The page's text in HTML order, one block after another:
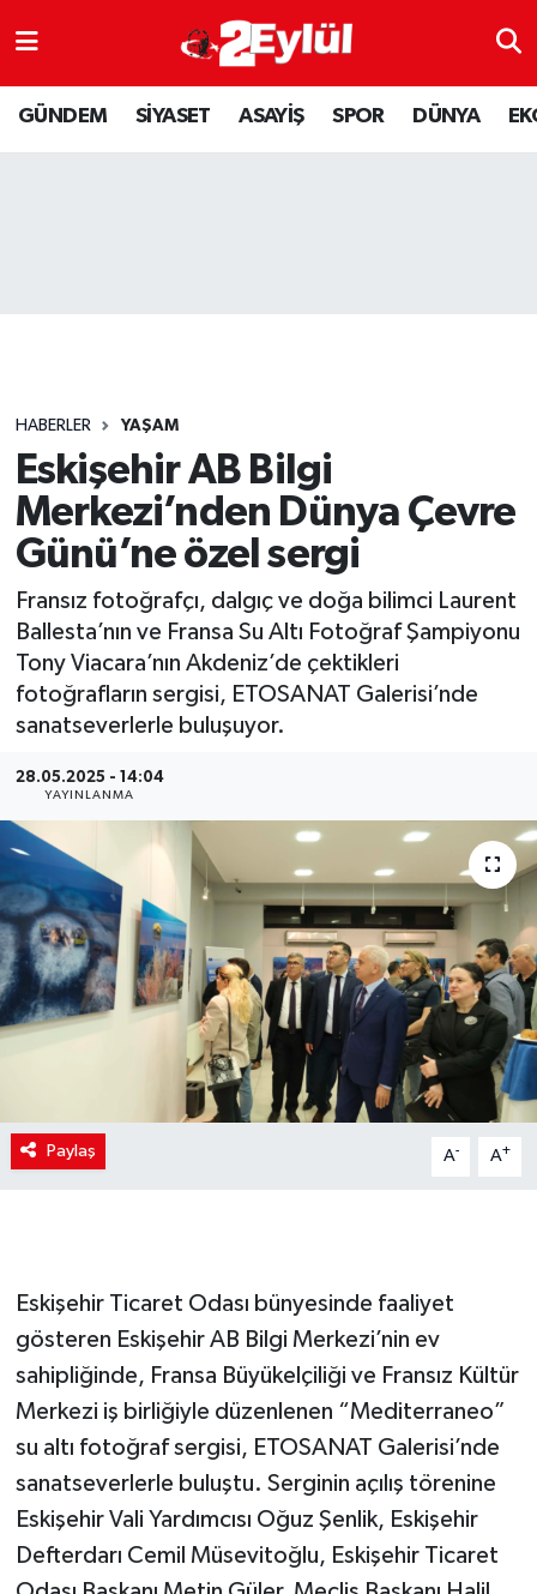
GÜNDEM SİYASET ASAYİŞ SPOR DÜNYA
HABERLER YAŞAM
Eskişehir AB Bilgi
Merkezi’nden Dünya Çevre
Günü’ne özel sergi
Fransız fotoğrafçı, dalgıç ve doğa bilimci Laurent
Ballesta’nın ve Fransa Su Altı Fotoğraf Şampiyonu
Tony Viacara’nın Akdeniz’de çektikleri
fotoğrafların sergisi, ETOSANAT Galerisi’nde
sanatseverlerle buluşuyor.
28.05.2025 - 14:04
YAYINLANMA
Paylaş A- A+
Eskişehir Ticaret Odası bünyesinde faaliyet
gösteren Eskişehir AB Bilgi Merkezi’nin ev
sahipliğinde, Fransa Büyükelçiliği ve Fransız Kültür
Merkezi iş birliğiyle düzenlenen “Mediterraneo”
su altı fotoğraf sergisi, ETOSANAT Galerisi’nde
sanatseverlerle buluştu. Serginin açılış törenine
Eskişehir Vali Yardımcısı Oğuz Şenlik, Eskişehir
Defterdarı Cemil Müsevitoğlu, Eskişehir Ticaret
ASAYİŞ
DÜNYA
SPOR
YAŞAM
Nöbetçi Eczaneler
Hava Durumu
Son Dakika Haberleri
Haber Arşivi